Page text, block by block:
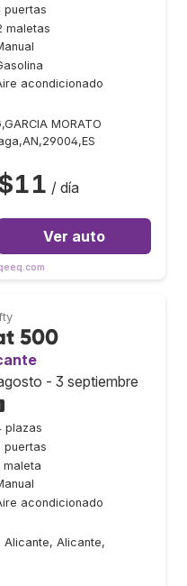
puertas
maletas
acondicionado
MORATO
/ día
Ver auto
500
- 3 septiembre
plazas
puertas
maleta
acondicionado
Alicante, Alicante,